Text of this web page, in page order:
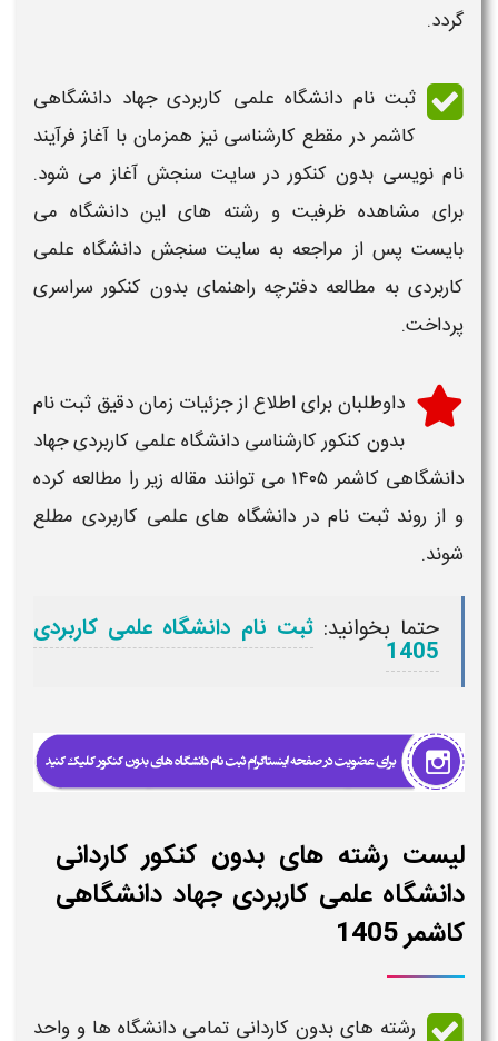
گردد.
ثبت نام دانشگاه علمی کاربردی جهاد دانشگاهی
کاشمر در مقطع کارشناسینیز همزمان با آغاز فرآیند
نام نویسی بدون کنکور در سایت سنجش آغاز می شود.
برای مشاهده ظرفیت و رشته های این دانشگاه می
بایست پس از مراجعه به سایت سنجش دانشگاه علمی
کاربردی به مطالعه دفترچه راهنمای بدون کنکور سراسری
پرداخت.
داوطلبان برای اطلاع از جزئیات زمان دقیق ثبت نام
بدون کنکور کارشناسی دانشگاه علمی کاربردی جهاد
دانشگاهی کاشمر ۱۴۰۵
می توانند مقاله زیر را مطالعه کرده
و از روند ثبت نام در دانشگاه های علمی کاربردی مطلع
شوند.
حتما بخوانید: ثبت نام دانشگاه علمی کاربردی
1405
لیست رشته های بدون کنکور کاردانی
دانشگاه علمی کاربردی جهاد دانشگاهی
کاشمر 1405
رشته های بدون کاردانی تمامی دانشگاه ها و واحد